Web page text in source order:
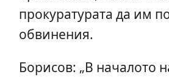
прокуратурата да им
обвинения.
Борисов: „В началото